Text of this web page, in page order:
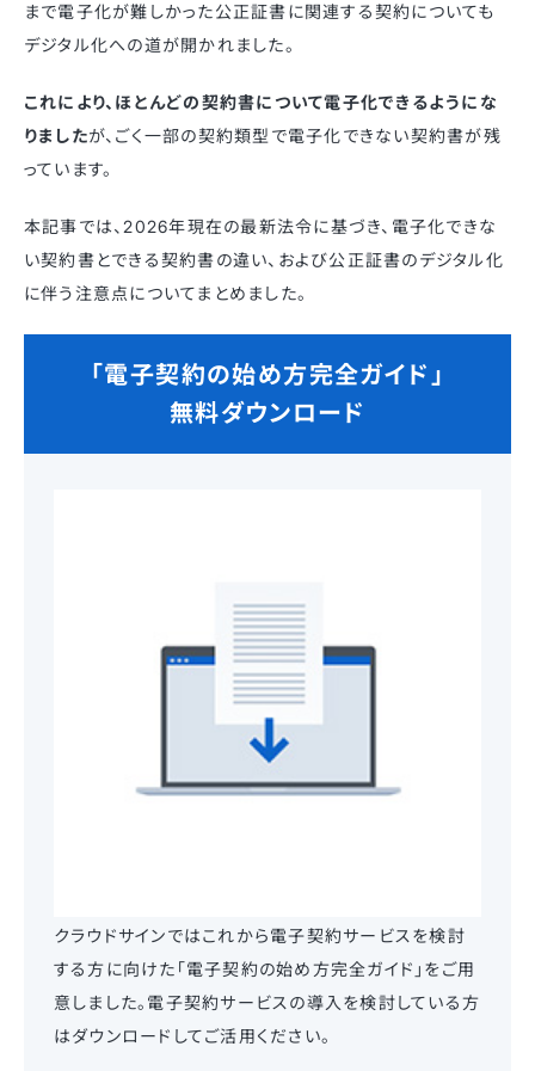
まで電子化が難しかった公正証書に関連する契約についても
デジタル化への道が開かれました。
これにより、ほとんどの契約書について電子化できるようにな
りましたが、ごく一部の契約類型で電子化できない契約書が残
っています。
本記事では、2026年現在の最新法令に基づき、電子化できな
い契約書とできる契約書の違い、および公正証書のデジタル化
に伴う注意点についてまとめました。
「電子契約の始め方完全ガイド」
無料ダウンロード
クラウドサインではこれから電子契約サービスを検討
する方に向けた「電子契約の始め方完全ガイド」をご用
意しました。電子契約サービスの導入を検討している方
はダウンロードしてご活用ください。